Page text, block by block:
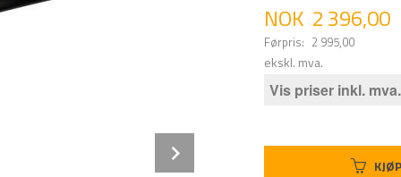
Tilbud
NOK 2 396,00
Førpris: 2 995,00
Rabatt
ekskl. mva.
Vis priser inkl. mva.
KJØP